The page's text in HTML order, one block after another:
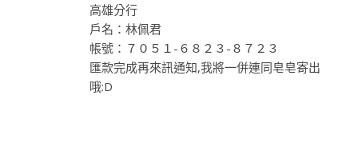
高雄分行
戶名：林佩君
帳號：７０５１-６８２３-８７２３
匯款完成再來訊通知,我將一併連同皂皂寄出
哦:D